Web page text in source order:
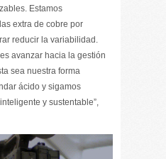
Estamos
extra de cobre por
reducir la variabilidad.
avanzar hacia la gestión
sea nuestra forma
ácido y sigamos
y sustentable”,